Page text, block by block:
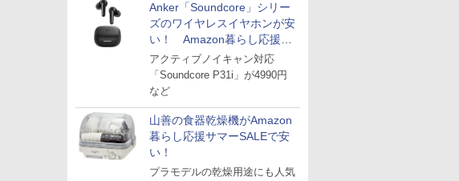
Anker「Soundcore」シリー
ズのワイヤレスイヤホンが安
い！ Amazon暮らし応援サ
マーSALE
アクティブノイキャン対応
「Soundcore P31i」が4990円
など
山善の食器乾燥機がAmazon
暮らし応援サマーSALEで安
い！
プラモデルの乾燥用途にも人気